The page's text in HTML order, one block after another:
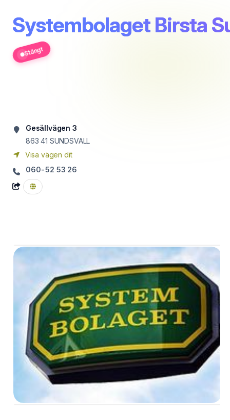
Systembolaget Birsta
Stängt
Gesällvägen 3
863 41 SUNDSVALL
Visa vägen dit
060-52 53 26